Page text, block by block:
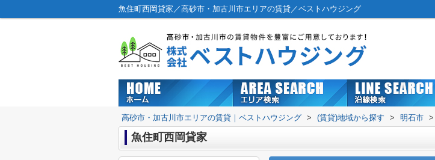
魚住町西岡貸家／高砂市・加古川市エリアの賃貸／ベストハウジング
高砂市・加古川市エリアの賃貸｜ベストハウジング > (賃貸)地域から探す > 明石市 >
魚住町西岡貸家